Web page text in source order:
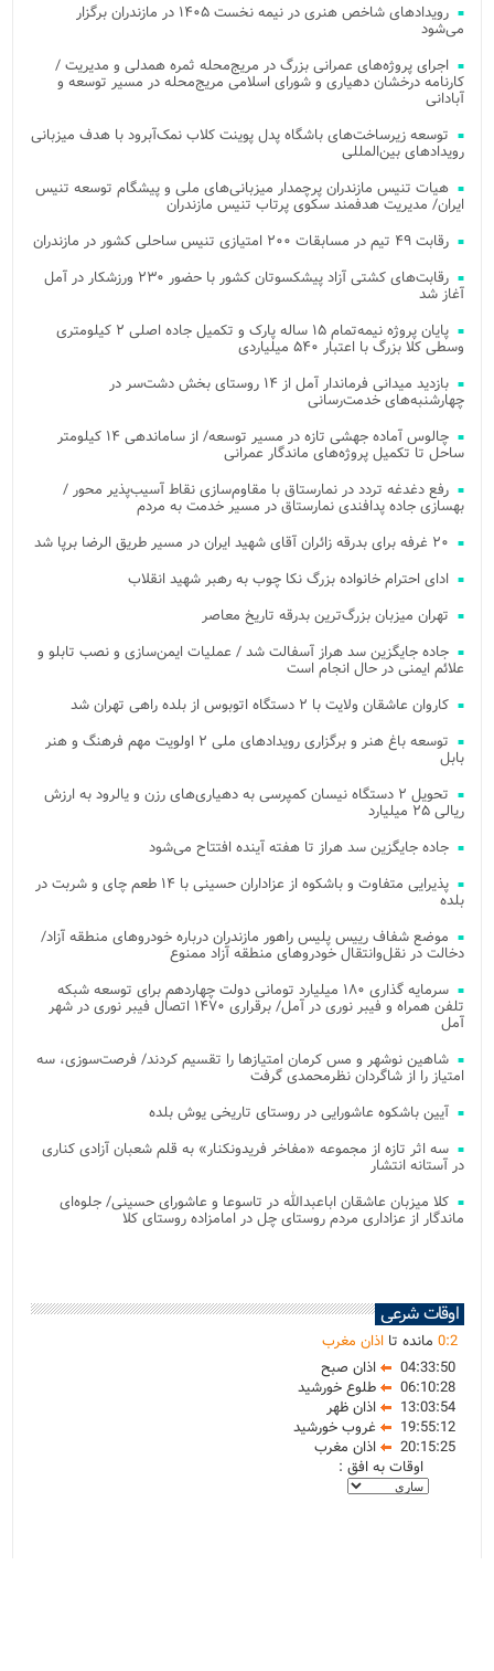
رویدادهای شاخص هنری در نیمه نخست ۱۴۰۵ در مازندران برگزار
می‌شود
اجرای پروژه‌های عمرانی بزرگ در مریج‌محله ثمره همدلی و مدیریت /
کارنامه درخشان دهیاری و شورای اسلامی مریج‌محله در مسیر توسعه و
آبادانی
توسعه زیرساخت‌های باشگاه پدل پوینت کلاب نمک‌آبرود با هدف میزبانی
رویدادهای بین‌المللی
هیات تنیس مازندران پرچمدار میزبانی‌های ملی و پیشگام توسعه تنیس
ایران/ مدیریت هدفمند سکوی پرتاب تنیس مازندران
رقابت ۴۹ تیم در مسابقات ۲۰۰ امتیازی تنیس ساحلی کشور در مازندران
رقابت‌های کشتی آزاد پیشکسوتان کشور با حضور ۲۳۰ ورزشکار در آمل
آغاز شد
پایان پروژه نیمه‌تمام ۱۵ ساله پارک و تکمیل جاده اصلی ۲ کیلومتری
وسطی کلا بزرگ با اعتبار ۵۴۰ میلیاردی
بازدید میدانی فرماندار آمل از ۱۴ روستای بخش دشت‌سر در
چهارشنبه‌های خدمت‌رسانی
چالوس آماده جهشی تازه در مسیر توسعه/ از ساماندهی ۱۴ کیلومتر
ساحل تا تکمیل پروژه‌های ماندگار عمرانی
رفع دغدغه تردد در نمارستاق با مقاوم‌سازی نقاط آسیب‌پذیر محور /
بهسازی جاده پدافندی نمارستاق در مسیر خدمت به مردم
۲۰ غرفه برای بدرقه زائران آقای شهید ایران در مسیر طریق الرضا برپا شد
ادای احترام خانواده بزرگ نکا چوب به رهبر شهید انقلاب
تهران میزبان بزرگ‌ترین بدرقه تاریخ معاصر
جاده جایگزین سد هراز آسفالت شد / عملیات ایمن‌سازی و نصب تابلو و
علائم ایمنی در حال انجام است
کاروان عاشقان ولایت با ۲ دستگاه اتوبوس از بلده راهی تهران شد
توسعه باغ هنر و برگزاری رویدادهای ملی ۲ اولویت مهم فرهنگ و هنر
بابل
تحویل ۲ دستگاه نیسان کمپرسی به دهیاری‌های رزن و یالرود به ارزش
ریالی ۲۵ میلیارد
جاده جایگزین سد هراز تا هفته آینده افتتاح می‌شود
پذیرایی متفاوت و باشکوه از عزاداران حسینی با ۱۴ طعم چای و شربت در
بلده
موضع شفاف رییس پلیس راهور مازندران درباره خودروهای منطقه آزاد/
دخالت در نقل‌وانتقال خودروهای منطقه آزاد ممنوع
سرمایه گذاری ۱۸۰ میلیارد تومانی دولت چهاردهم برای توسعه شبکه
تلفن همراه و فیبر نوری در آمل/ برقراری ۱۴۷۰ اتصال فیبر نوری در شهر
آمل
شاهین نوشهر و مس کرمان امتیازها را تقسیم کردند/ فرصت‌سوزی، سه
امتیاز را از شاگردان نظرمحمدی گرفت
آیین باشکوه عاشورایی در روستای تاریخی یوش بلده
سه اثر تازه از مجموعه «مفاخر فریدونکنار» به قلم شعبان آزادی کناری
در آستانه انتشار
کلا میزبان عاشقان اباعبدالله در تاسوعا و عاشورای حسینی/ جلوه‌ای
ماندگار از عزاداری مردم روستای چل در امامزاده روستای کلا
اوقات شرعی
0:2 مانده تااذان مغرب
04:33:50
اذان صبح
06:10:28
طلوع خورشید
13:03:54
اذان ظهر
19:55:12
غروب خورشید
20:15:25
اذان مغرب
اوقات به افق :